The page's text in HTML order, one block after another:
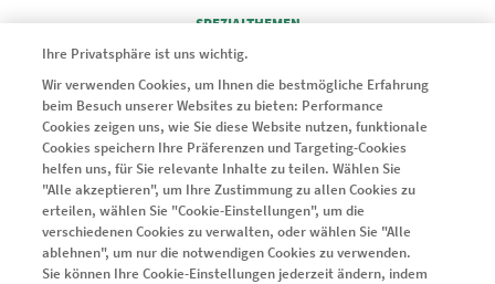
SPEZIALTHEMEN
SERVICE
© 2024 Novartis Pharma GmbH
Legal
Kontakt
Nutzungsbedingungen
Ihre Privatsphäre ist uns wichtig.
Wir verwenden Cookies, um Ihnen die bestmögliche Erfahrung
beim Besuch unserer Websites zu bieten: Performance
Cookies zeigen uns, wie Sie diese Website nutzen, funktionale
Cookies speichern Ihre Präferenzen und Targeting-Cookies
helfen uns, für Sie relevante Inhalte zu teilen. Wählen Sie
"Alle akzeptieren", um Ihre Zustimmung zu allen Cookies zu
erteilen, wählen Sie "Cookie-Einstellungen", um die
verschiedenen Cookies zu verwalten, oder wählen Sie "Alle
ablehnen", um nur die notwendigen Cookies zu verwenden.
Sie können Ihre Cookie-Einstellungen jederzeit ändern, indem